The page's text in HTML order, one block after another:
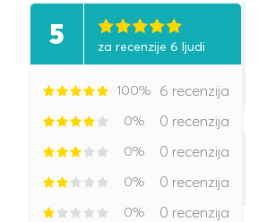
5 za recenzije 6 ljudi
100% 6 recenzija
0% 0 recenzija
0% 0 recenzija
0% 0 recenzija
0% 0 recenzija